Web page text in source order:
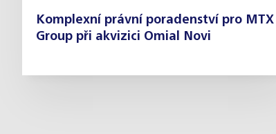
Komplexní právní poradenství pro MTX
Group při akvizici Omial Novi